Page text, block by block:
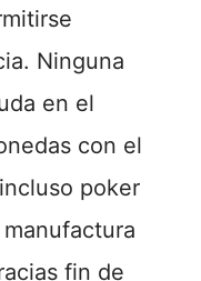
Ninguna
en el
con el
poker
fin de